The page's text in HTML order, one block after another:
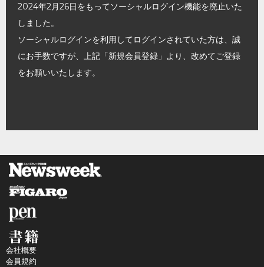
2024年2月26日をもってソーシャルログイン機能を廃止いた
しました。
ソーシャルログインを利用してログインされていた方は、誠
にお手数ですが、上記「新規会員登録」より、改めてご登録
をお願いいたします。
会社概要
会員規約